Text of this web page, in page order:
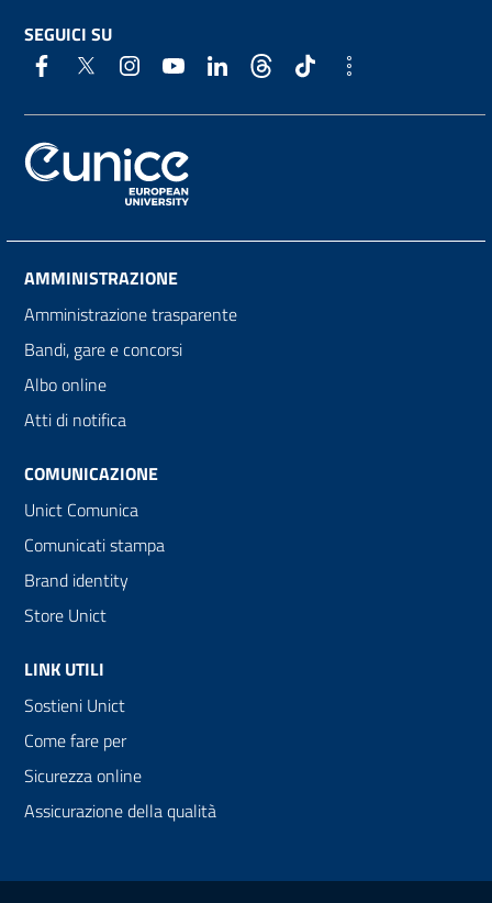
SEGUICI SU
AMMINISTRAZIONE
Amministrazione trasparente
Bandi, gare e concorsi
Albo online
Atti di notifica
COMUNICAZIONE
Unict Comunica
Comunicati stampa
Brand identity
Store Unict
LINK UTILI
Sostieni Unict
Come fare per
Sicurezza online
Assicurazione della qualità